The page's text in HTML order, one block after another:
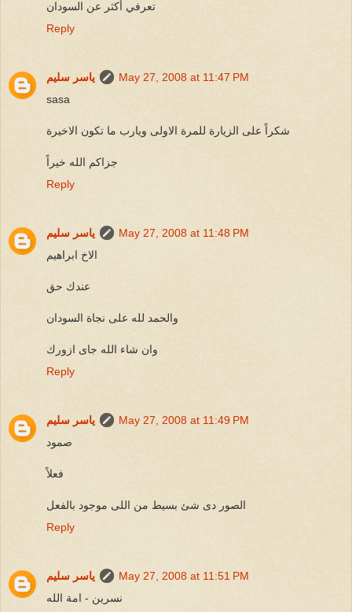
تعرفي أكثر عن السودان
Reply
ياسر سليم
May 27, 2008 at 11:47 PM
sasa
شكراً على الزيارة للمرة الاولى ويارب ما تكون الاخيرة
جزاكم الله خيراً
Reply
ياسر سليم
May 27, 2008 at 11:48 PM
الاخ ابراهيم
عندك حق
والحمد لله على نجاة السودان
وان شاء الله جاى ازورك
Reply
ياسر سليم
May 27, 2008 at 11:49 PM
صمود
فعلاً
الصور دى شئ بسيط من اللى موجود بالفعل
Reply
ياسر سليم
May 27, 2008 at 11:51 PM
نسرين - امة الله